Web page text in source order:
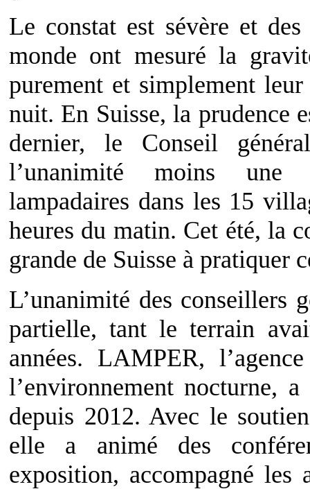
Le constat est sévère et
monde ont mesuré la
purement et simplement
nuit. En Suisse, la prudence
dernier, le Conseil
l’unanimité moins une
lampadaires dans les 15
heures du matin. Cet été, la
grande de Suisse à pratiquer
L’unanimité des conseillers
partielle, tant le terrain
années. LAMPER,
l’environnement nocturne,
depuis 2012. Avec le
elle a animé des
exposition, accompagné les